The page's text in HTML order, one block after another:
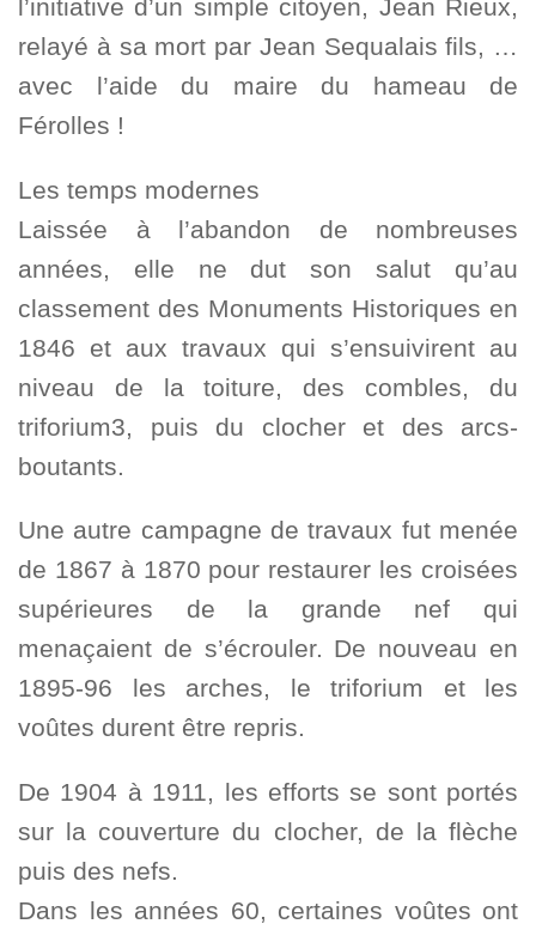
l’initiative d’un simple citoyen, Jean Rieux,
relayé à sa mort par Jean Sequalais fils, …
avec l’aide du maire du hameau de
Férolles !
Les temps modernes
Laissée à l’abandon de nombreuses
années, elle ne dut son salut qu’au
classement des Monuments Historiques en
1846 et aux travaux qui s’ensuivirent au
niveau de la toiture, des combles, du
triforium3, puis du clocher et des arcs-
boutants.
Une autre campagne de travaux fut menée
de 1867 à 1870 pour restaurer les croisées
supérieures de la grande nef qui
menaçaient de s’écrouler. De nouveau en
1895-96 les arches, le triforium et les
voûtes durent être repris.
De 1904 à 1911, les efforts se sont portés
sur la couverture du clocher, de la flèche
puis des nefs.
Dans les années 60, certaines voûtes ont